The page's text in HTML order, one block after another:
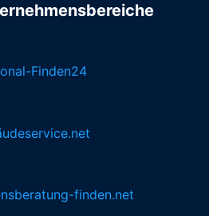
Finden24
finden.net